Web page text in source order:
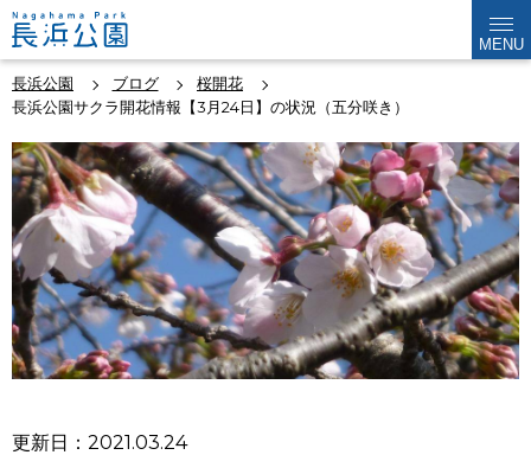
MENU
長浜公園 ブログ
桜開花
長浜公園サクラ開花情報【3月24日】の状況（五分咲き）
更新日：2021.03.24